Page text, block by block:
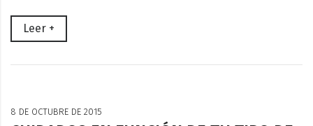
Leer +
8 DE OCTUBRE DE 2015